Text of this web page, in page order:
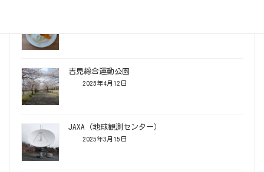
吉見総合運動公園
2025年4月12日
JAXA（地球観測センター）
2025年3月15日